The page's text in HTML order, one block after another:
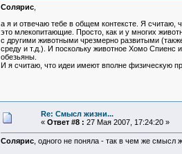
Солярис,
а я и отвечаю тебе в общем контексте. Я считаю,
это млекопитающие. Просто, как и у многих
с другими животными чрезмерно развитыми
среду и т.д.). И поскольку животное Хомо Спиенс
обезьяны.
И я считаю, что идеи имеют вполне физическую
Re: Смысл жизни...
« Ответ #8 : 27 Мая 2007, 17:24:20 »
Солярис, одного не поняла - так в чем же смысл